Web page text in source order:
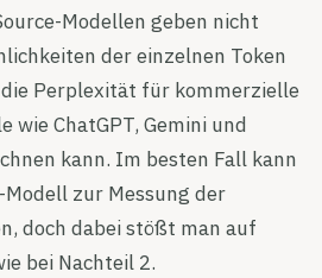
Modellen geben nicht
der einzelnen Token
Perplexität für kommerzielle
wie ChatGPT, Gemini und
kann. Im besten Fall kann
Modell zur Messung der
doch dabei stößt man auf
bei Nachteil 2.